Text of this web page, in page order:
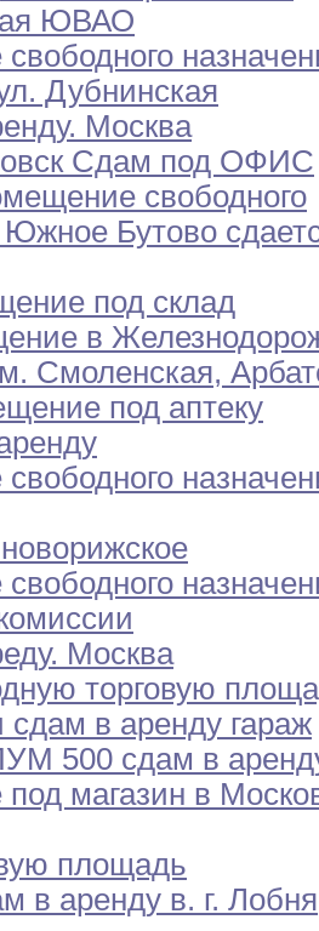
ЮВАО
. Дубнинская
. Москва
Сдам под ОФИС
свободного
Южное Бутово
под склад
в
. Смоленская,
под аптеку
. Москва
торговую
в аренду гараж
500 сдам в
магазин в
площадь
в аренду в. г. Лобня